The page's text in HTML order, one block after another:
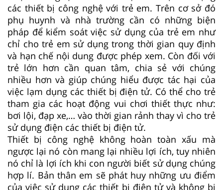
các thiết bị công nghệ với trẻ em. Trên cơ sở đó
phụ huynh và nhà trường cần có những biện
pháp để kiểm soát việc sử dụng của trẻ em như
chỉ cho trẻ em sử dụng trong thời gian quy định
và hạn chế nội dung được phép xem. Còn đối với
trẻ lớn hơn cần quan tâm, chia sẻ với chúng
nhiều hơn và giúp chúng hiểu được tác hại của
việc lạm dụng các thiết bị điện tử. Có thể cho trẻ
tham gia các hoạt động vui chơi thiết thực như:
bơi lội, đạp xe,… vào thời gian rảnh thay vì cho trẻ
sử dụng điện các thiết bị điện tử.
Thiết bị công nghệ không hoàn toàn xấu mà
ngược lại nó còn mang lại nhiều lợi ích, tuy nhiên
nó chỉ là lợi ích khi con người biết sử dụng chúng
hợp lí. Bản thân em sẽ phát huy những ưu điểm
của việc sử dụng các thiết bị điện tử và không bị